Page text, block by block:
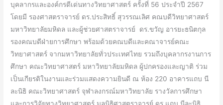
บุคลากรและองค์กรดีเด่นทางวิทยาศาสตร์ ครั้งที่ 56 ประจำปี 2567
โดยมี รองศาสตราจารย์ ดร.ประสิทธิ์ สุวรรณเลิศ คณบดีวิทยาศาสตร์
มหาวิทยาลัยมหิดล และผู้ช่วยศาสตราจารย์ ดร.ขวัญ อารยะธนิตกุล
รองคณบดีฝ่ายการศึกษา พร้อมด้วยคณบดีและคณาจารย์คณะ
วิทยาศาสตร์ จากมหาวิทยาลัยทั่วประเทศไทย รวมถึงบุคลากรงานการ
ศึกษา คณะวิทยาศาสตร์ มหาวิทยาลัยมหิดล ผู้ปกครองและญาติ ร่วม
เป็นเกียรติในงานและร่วมแสดงความยินดี ณ ห้อง 220 อาคารแถบ นี
ละนิธิ คณะวิทยาศาสตร์ จุฬาลงกรณ์มหาวิทยาลัย รางวัลการศึกษา
และการวิจัยทางวิทยาศาสตร์ มูลนิธิศาสตราจารย์ ดร.แถบ นีละนิธิ
ศาสตราจารย์
ดร.แถบ
นี
ละ
นิธิ
ประจำ
ปี
การ
ศึกษา